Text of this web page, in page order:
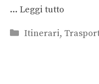
… Leggi tutto
Categorie
Itinerari,